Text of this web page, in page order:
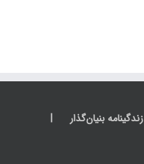
زندگینامه بنیان‌گذار